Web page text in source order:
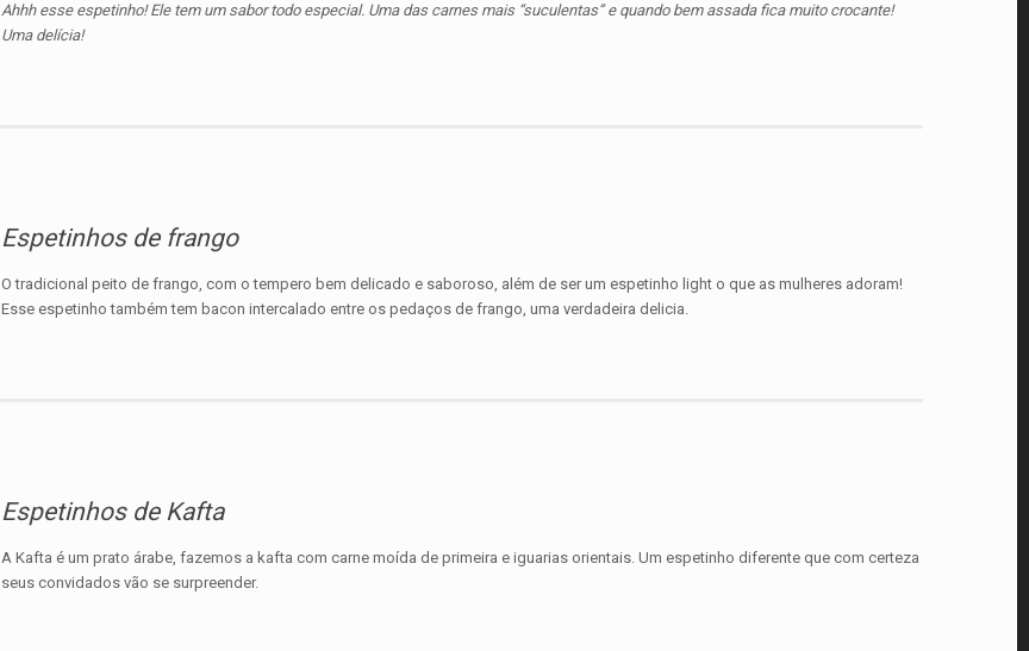
Ahhh esse espetinho! Ele tem um sabor todo especial. Uma das carnes mais “suculentas” e quando bem assada fica muito crocante!
Uma delícia!
Espetinhos de frango
O tradicional peito de frango, com o tempero bem delicado e saboroso, além de ser um espetinho light o que as mulheres adoram!
Esse espetinho também tem bacon intercalado entre os pedaços de frango, uma verdadeira delicia.
Espetinhos de Kafta
A Kafta é um prato árabe, fazemos a kafta com carne moída de primeira e iguarias orientais. Um espetinho diferente que com certeza
seus convidados vão se surpreender.